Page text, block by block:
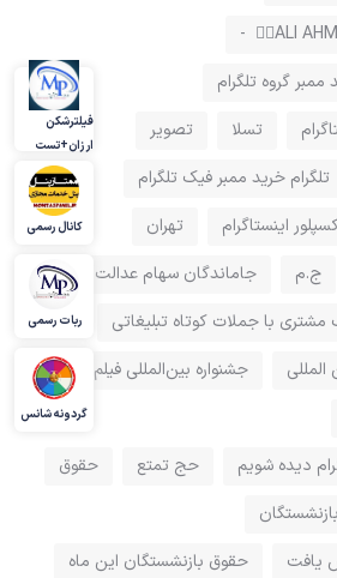
گروه تلگرام
تسلا
تصویر
تلگرام خرید ممبر فیک تلگرام
اینستاگرام
تهران
ج.م
جاماندگان سهام عدالت
با جملات کوتاه تبلیغاتی
جشنواره بین‌المللی فیلم فجر
دیده شویم
حج تمتع
حقوق
یافت
حقوق بازنشستگان این ماه
فیلترشکن
ارزان+تست
کانال رسمی
ربات رسمی
گردونه شانس